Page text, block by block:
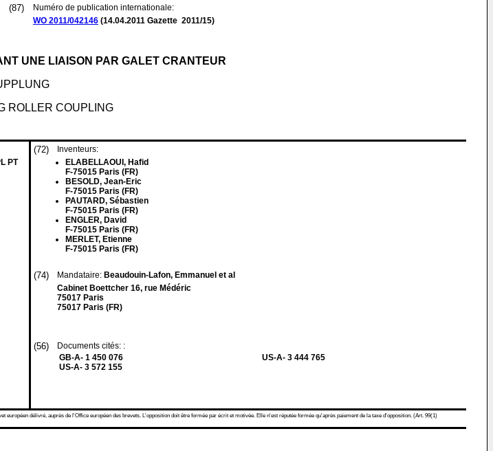
(87)
Numéro de publication internationale:
WO 2011/042146 (14.04.2011 Gazette 2011/15)
UNE LIAISON PAR GALET CRANTEUR
ROLLER COUPLING
PT
(72)
Inventeurs:
ELABELLAOUI, Hafid
F-75015 Paris (FR)
BESOLD, Jean-Eric
F-75015 Paris (FR)
PAUTARD, Sébastien
F-75015 Paris (FR)
ENGLER, David
F-75015 Paris (FR)
MERLET, Etienne
F-75015 Paris (FR)
(74) Mandataire: Beaudouin-Lafon, Emmanuel et al
Cabinet Boettcher 16, rue Médéric
75017 Paris
75017 Paris (FR)
(56)
Documents cités: :
GB-A- 1 450 076
US-A- 3 572 155
US-A- 3 444 765
européen délivré, auprès de l'Office européen des brevets. L'opposition doit être formée par écrit et motivée. Elle n'est réputée formée qu'après paiement de la taxe d'opposition. (Art. 99(1)